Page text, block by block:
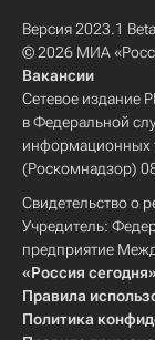
Версия 2023.1 Beta
© 2026 МИА
Вакансии
Сетевое издание
в Федеральной
информационных
(Роскомнадзор)
Свидетельство о
Учредитель:
предприятие
«Россия сегодня»
Правила
Политика